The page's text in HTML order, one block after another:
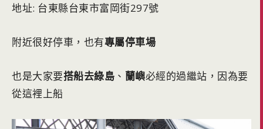
地址: 台東縣台東市富岡街297號
附近很好停車，也有專屬停車場
也是大家要搭船去綠島 、 蘭嶼必經的過繼站，因為要
從這裡上船